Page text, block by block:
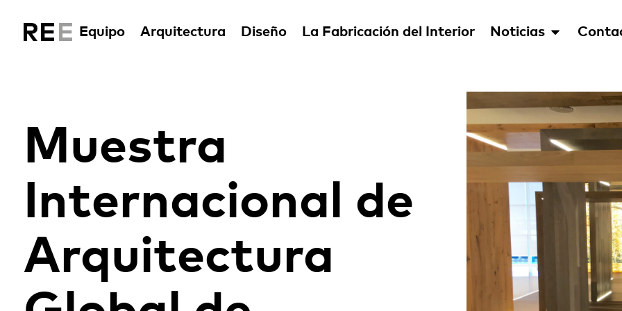
Equipo Arquitectura Diseño La Fabricación del Interior Noticias
Muestra
Internacional de
Arquitectura